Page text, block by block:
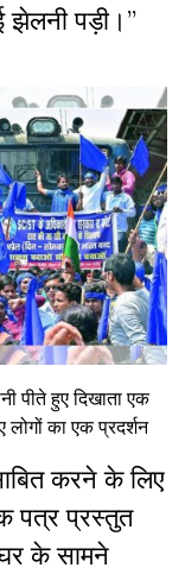
झेलनी पड़ी।”
पीते हुए दिखाता एक
लोगों का एक प्रदर्शन
करने के लिए
पत्र प्रस्तुत
के सामने